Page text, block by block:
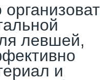
левшей,
и